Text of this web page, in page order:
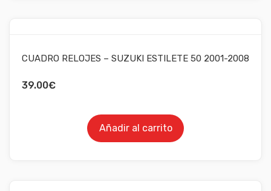
CUADRO RELOJES – SUZUKI ESTILETE 50 2001-2008
39.00€
Añadir al carrito